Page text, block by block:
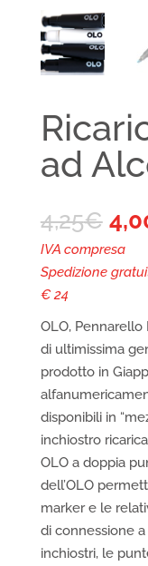
ad
4,25€
IVA compresa
Spedizione
€ 24
OLO,
di ultimissima
prodotto in
disponibili in
inchiostro
OLO a doppia
dell’OLO
marker e le
di connessione
inchiostri, le